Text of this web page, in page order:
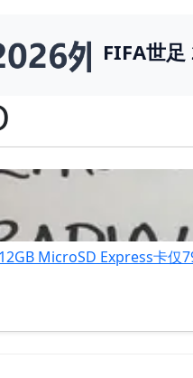
FIFA世
MicroSD Express卡仅